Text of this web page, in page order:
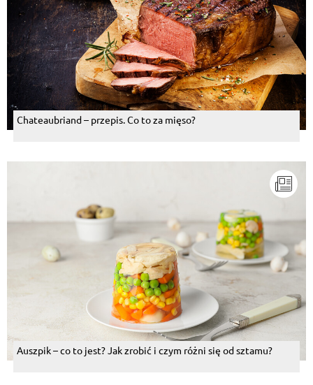
Chateaubriand – przepis. Co to za mięso?
Auszpik – co to jest? Jak zrobić i czym różni się od sztamu?